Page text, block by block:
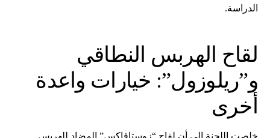
الدراسة.
لقاح الهربس النطاقي
و”ريلوزول”: خيارات واعدة
أخرى
خلصت اللجنة إلى أن لقاح “زوستافاكس” المضاد للهربس